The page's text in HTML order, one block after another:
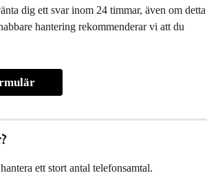
dig ett svar inom 24 timmar, även om detta
hantering rekommenderar vi att du
ett stort antal telefonsamtal.